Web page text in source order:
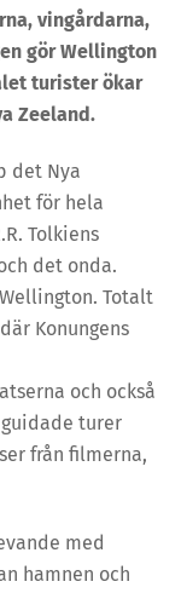
vingårdarna,
gör Wellington
turister ökar
Zeeland.
det Nya
för hela
Tolkiens
det onda.
Totalt
Konungens
och också
guidade turer
från filmerna,
med
hamnen och